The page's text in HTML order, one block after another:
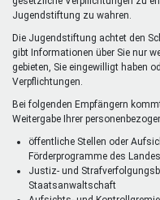
Jugendstiftung zu wahren.
Die Jugendstiftung achtet den
gibt Informationen über Sie nur
gebieten, Sie eingewilligt haben
Verpflichtungen.
Bei folgenden Empfängern
Weitergabe Ihrer
öffentliche Stellen oder
Förderprogramme des
Justiz- und
Staatsanwaltschaft